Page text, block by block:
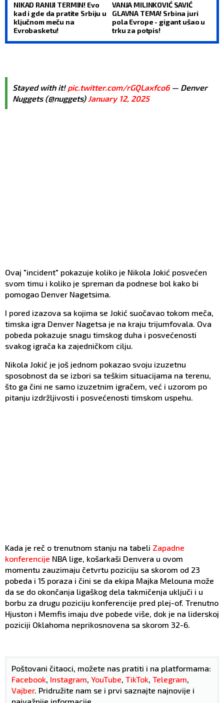
NIKAD RANIJI TERMIN! Evo
kad i gde da pratite Srbiju u
ključnom meču na
Evrobasketu!
VANJA MILINKOVIĆ SAVIĆ
GLAVNA TEMA! Srbina juri
pola Evrope - gigant ušao u
trku za potpis!
Stayed with it! pic.twitter.com/rGQLaxfco6— Denver
Nuggets (@nuggets) January 12, 2025
Ovaj "incident" pokazuje koliko je Nikola Jokić posvećen
svom timu i koliko je spreman da podnese bol kako bi
pomogao Denver Nagetsima.
I pored izazova sa kojima se Jokić suočavao tokom meča,
timska igra Denver Nagetsa je na kraju trijumfovala. Ova
pobeda pokazuje snagu timskog duha i posvećenosti
svakog igrača ka zajedničkom cilju.
Nikola Jokić je još jednom pokazao svoju izuzetnu
sposobnost da se izbori sa teškim situacijama na terenu,
što ga čini ne samo izuzetnim igračem, već i uzorom po
pitanju izdržljivosti i posvećenosti timskom uspehu.
Kada je reč o trenutnom stanju na tabeli Zapadne
konferencije NBA lige, košarkaši Denvera u ovom
momentu zauzimaju četvrtu poziciju sa skorom od 23
pobeda i 15 poraza i čini se da ekipa Majka Melouna može
da se do okončanja ligaškog dela takmičenja uključi i u
borbu za drugu poziciju konferencije pred plej-of. Trenutno
Hjuston i Memfis imaju dve pobede više, dok je na liderskoj
poziciji Oklahoma neprikosnovena sa skorom 32-6.
Poštovani čitaoci, možete nas pratiti i na platformama:
Facebook, Instagram, YouTube, TikTok, Telegram,
Vajber. Pridružite nam se i prvi saznajte najnovije i